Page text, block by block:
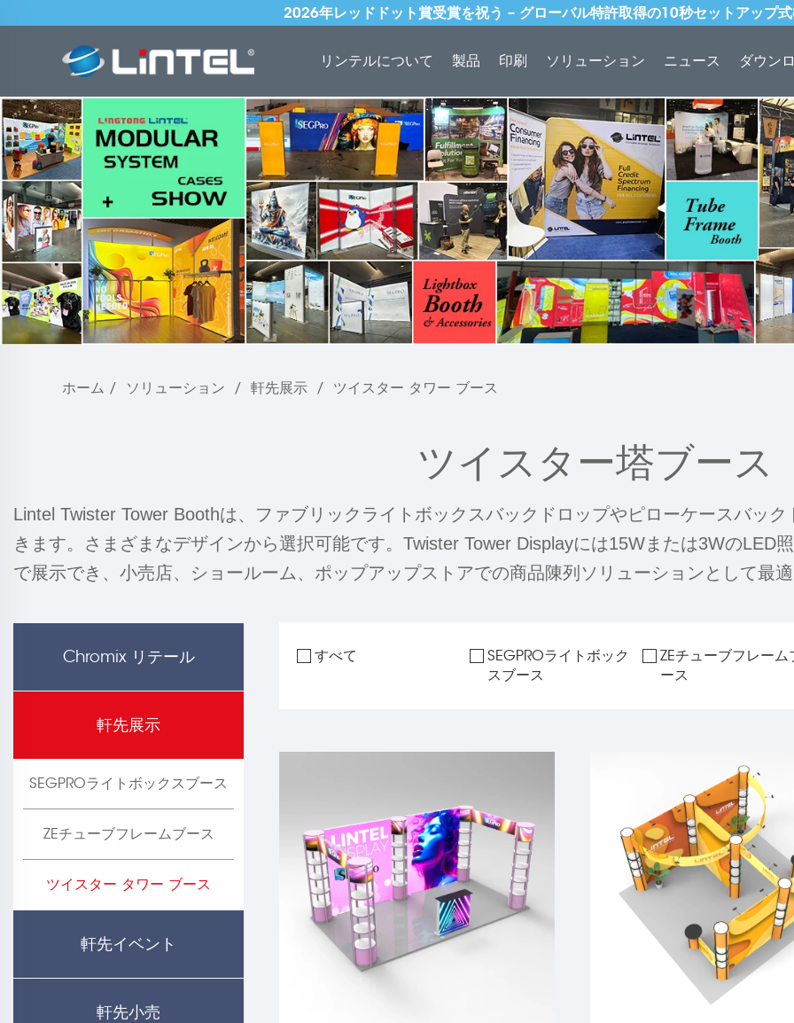
2026年レッドドット賞受賞を祝う – グローバル特許取得の10秒セットアップ
リンテルについて 製品 印刷 ソリューション ニュース ダウン
ホーム / ソリューション / 軒先展示 / ツイスター タワー ブース
ツイスター塔ブース
Lintel Twister Tower Boothは、ファブリックライトボックスバックドロップやピローケースバッ
きます。さまざまなデザインから選択可能です。Twister Tower Displayには15Wまたは3WのLED
で展示でき、小売店、ショールーム、ポップアップストアでの商品陳列ソリューションとして最
Chromix リテール
軒先展示
SEGPROライトボックスブース
ZEチューブフレームブース
ツイスター タワー ブース
軒先イベント
軒先小売
すべて
SEGPROライトボック
スブース
ZEチューブフレーム
ース